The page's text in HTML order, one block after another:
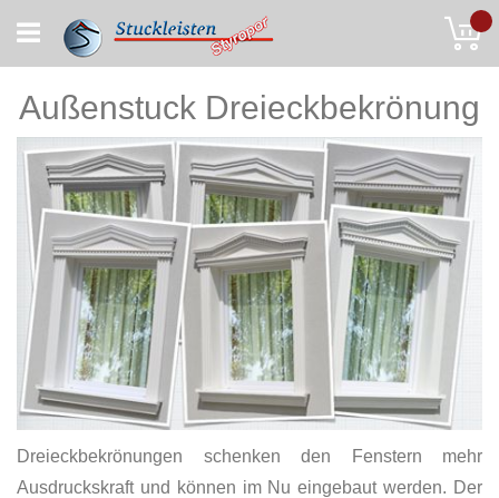
to
Content
Außenstuck Dreieckbekrönung
Dreieckbekrönungen schenken den Fenstern mehr
Ausdruckskraft und können im Nu eingebaut werden. Der